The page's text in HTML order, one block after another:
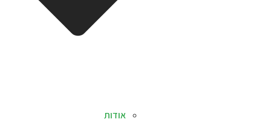
אודות